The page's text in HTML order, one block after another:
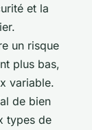
et la
un risque
plus bas,
variable.
de bien
types de